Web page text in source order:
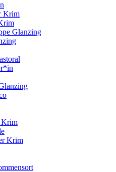
Krim
Glanzing
Krim
Krim